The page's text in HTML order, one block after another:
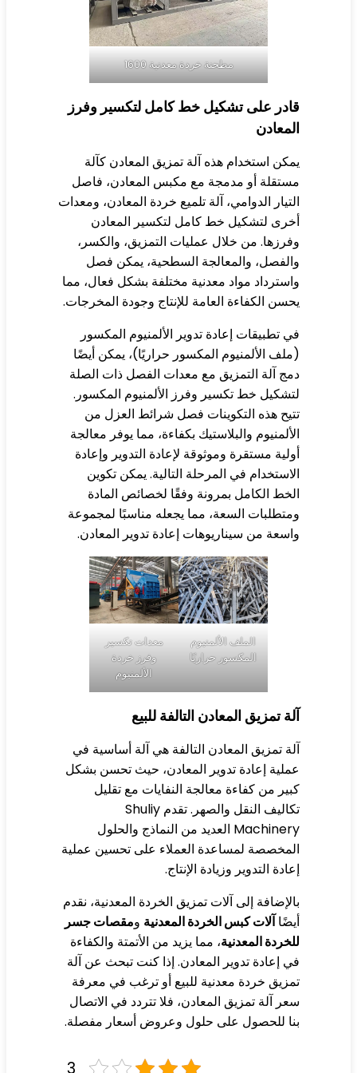
مطحنة خردة معدنية 1600
على تشكيل خط كامل لتكسير وفرز
استخدام هذه آلة تمزيق المعادن كآلة
أو مدمجة مع مكبس المعادن، فاصل
الدوامي، آلة تلميع خردة المعادن، ومعدات
لتشكيل خط كامل لتكسير المعادن
من خلال عمليات التمزيق، والكسر،
والمعالجة السطحية، يمكن فصل
مواد معدنية مختلفة بشكل فعال، مما
الكفاءة العامة للإنتاج وجودة المخرجات.
تطبيقات إعادة تدوير الألمنيوم المكسور
الألمنيوم المكسور حراريًا)، يمكن أيضًا
آلة التمزيق مع معدات الفصل ذات الصلة
خط تكسير وفرز الألمنيوم المكسور.
هذه التكوينات فصل شرائط العزل من
والبلاستيك بكفاءة، مما يوفر معالجة
مستقرة وموثوقة لإعادة التدوير وإعادة
في المرحلة التالية. يمكن تكوين
الكامل بمرونة وفقًا لخصائص المادة
السعة، مما يجعله مناسبًا لمجموعة
من سيناريوهات إعادة تدوير المعادن.
الملف الألمنيوم
المكسور حراريًا
معدات تكسير
وفرز خردة
تمزيق المعادن التالفة للبيع
تمزيق المعادن التالفة هي آلة أساسية في
إعادة تدوير المعادن، حيث تحسن بشكل
من كفاءة معالجة النفايات مع تقليل
تكاليف النقل والصهر. تقدم Shuliy
Machinery العديد من النماذج والحلول
لمساعدة العملاء على تحسين عملية
التدوير وزيادة الإنتاج.
إلى آلات تمزيق الخردة المعدنية، نقدم
آلات كبس الخردة المعدنيةومقصات جسر
المعدنية، مما يزيد من الأتمتة والكفاءة
إعادة تدوير المعادن. إذا كنت تبحث عن آلة
خردة معدنية للبيع أو ترغب في معرفة
آلة تمزيق المعادن، فلا تتردد في الاتصال
للحصول على حلول وعروض أسعار مفصلة.
3